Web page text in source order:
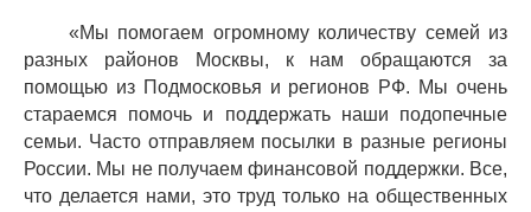
«Мы помогаем огромному количеству семей из
разных районов Москвы, к нам обращаются за
помощью из Подмосковья и регионов РФ. Мы очень
стараемся помочь и поддержать наши подопечные
семьи. Часто отправляем посылки в разные регионы
России. Мы не получаем финансовой поддержки. Все,
что делается нами, это труд только на общественных